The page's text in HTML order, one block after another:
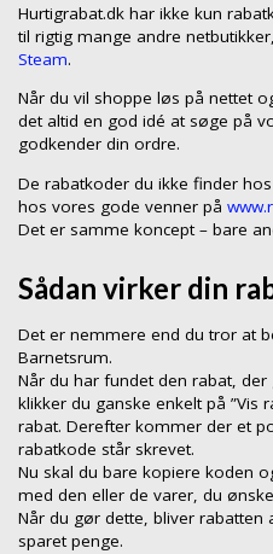
Hurtigrabat.dk har ikke kun
til rigtig mange andre
Steam.
Når du vil shoppe løs på nettet
det altid en god idé at søge på
godkender din ordre.
De rabatkoder du ikke finder
hos vores gode venner på
Det er samme koncept – bare
Sådan virker din
Det er nemmere end du tror at
Barnetsrum.
Når du har fundet den rabat,
klikker du ganske enkelt på ”Vis
rabat. Derefter kommer der et
rabatkode står skrevet.
Nu skal du bare kopiere koden
med den eller de varer, du
Når du gør dette, bliver
sparet penge.